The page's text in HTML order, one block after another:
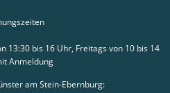
13:30 bis 16 Uhr, Freitags von 10 bis 14
Anmeldung
am Stein-Ebernburg: